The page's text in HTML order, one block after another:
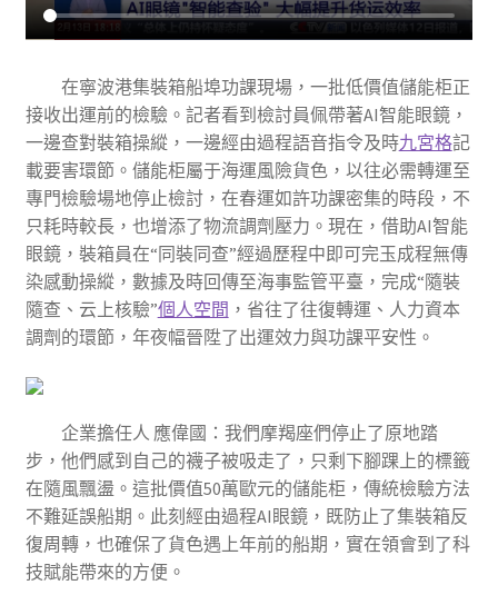
在寧波港集裝箱船埠功課現場，一批低價值儲能柜正
接收出運前的檢驗。記者看到檢討員佩帶著AI智能眼鏡，
一邊查對裝箱操縱，一邊經由過程語音指令及時九宮格記
載要害環節。儲能柜屬于海運風險貨色，以往必需轉運至
專門檢驗場地停止檢討，在春運如許功課密集的時段，不
只耗時較長，也增添了物流調劑壓力。現在，借助AI智能
眼鏡，裝箱員在“同裝同查”經過歷程中即可完玉成程無傳
染感動操縱，數據及時回傳至海事監管平臺，完成“隨裝
隨查、云上核驗”個人空間 ，省往了往復轉運、人力資本
調劑的環節，年夜幅晉陞了出運效力與功課平安性。
企業擔任人 應偉國：我們摩羯座們停止了原地踏
步，他們感到自己的襪子被吸走了，只剩下腳踝上的標籤
在隨風飄盪。這批價值50萬歐元的儲能柜，傳統檢驗方法
不難延誤船期。此刻經由過程AI眼鏡，既防止了集裝箱反
復周轉，也確保了貨色遇上年前的船期，實在領會到了科
技賦能帶來的方便。